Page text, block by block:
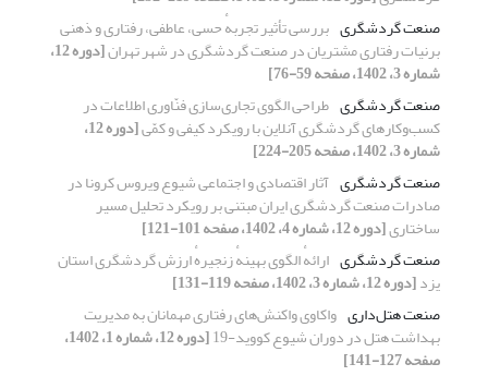
صنعت گردشگری بررسی تأثیر تجربهٔ‌ حسی، عاطفی، رفتاری و ذهنی
برنیات رفتاری مشتریان در صنعت گردشگری در شهر تهران [دوره 12،
شماره 3، 1402، صفحه 59-76]
صنعت گردشگری طراحی الگوی تجاری‌سازی فنّاوری اطلاعات در
کسب‌وکارهای گردشگری آنلاین با رویکرد کیفی و کمّی [دوره 12،
شماره 3، 1402، صفحه 205-224]
صنعت گردشگری آثار اقتصادی و اجتماعی شیوع ویروس کرونا در
صادرات صنعت گردشگری ایران مبتنی بر رویکرد تحلیل مسیر
ساختاری[دوره 12، شماره 4، 1402، صفحه 101-121]
صنعت گردشگری ارائهٔ الگوی بهینهٔ زنجیرهٔ ارزش گردشگری استان
یزد[دوره 12، شماره 3، 1402، صفحه 119-131]
صنعت هتل‌داری واکاوی واکنش‌های رفتاری مهمانان به مدیریت
بهداشت هتل در دوران شیوع کووید-19 [دوره 12، شماره 1، 1402،
صفحه 127-141]